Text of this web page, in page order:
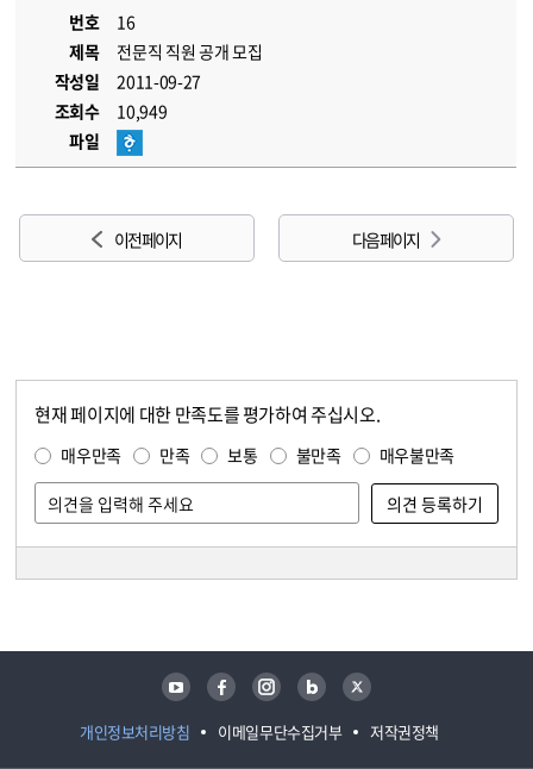
번호
16
제목
전문직 직원 공개 모집
작성일
2011-09-27
조회수
10,949
파일
이전 페이지 다음 페이지
현재 페이지에 대한 만족도를 평가하여 주십시오.
매우만족 만족 보통 불만족 매우불만족
개인정보처리방침 이메일무단수집거부 저작권정책
유튜브 페이스북 인스타그램 블로그 트위터